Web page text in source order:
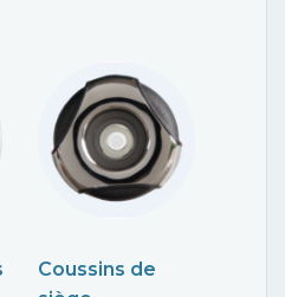
Coussins de